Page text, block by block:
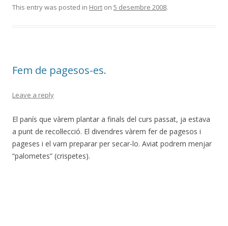
This entry was posted in Hort on 5 desembre 2008.
Fem de pagesos-es.
Leave a reply
El panís que vàrem plantar a finals del curs passat, ja estava
a punt de recol·lecció. El divendres vàrem fer de pagesos i
pageses i el vam preparar per secar-lo. Aviat podrem menjar
“palometes” (crispetes).